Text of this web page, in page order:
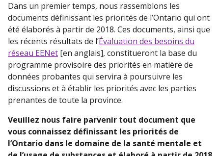
Dans un premier temps, nous rassemblons les
documents définissant les priorités de l’Ontario qui ont
été élaborés à partir de 2018. Ces documents, ainsi que
les récents résultats de l’Évaluation des besoins du
réseau EENet [en anglais], constitueront la base du
programme provisoire des priorités en matière de
données probantes qui servira à poursuivre les
discussions et à établir les priorités avec les parties
prenantes de toute la province.
Veuillez nous faire parvenir tout document que
vous connaissez définissant les priorités de
l’Ontario dans le domaine de la santé mentale et